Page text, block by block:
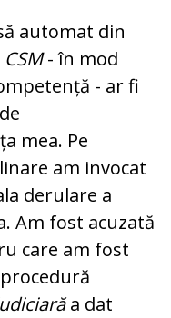
automat din
CSM- în mod
- ar fi
mea. Pe
am invocat
derulare a
Am fost acuzată
care am fost
a dat